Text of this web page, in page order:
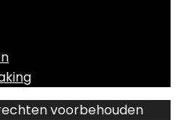
voorbehouden